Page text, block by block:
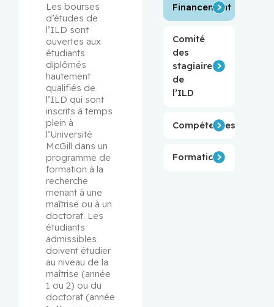
Les bourses
d’études de
l’ILD sont
ouvertes aux
étudiants
diplômés
hautement
qualifiés de
l’ILD qui sont
inscrits à temps
plein à
l’Université
McGill dans un
programme de
formation à la
recherche
menant à une
maîtrise ou à un
doctorat. Les
étudiants
admissibles
doivent étudier
au niveau de la
maîtrise (année
1 ou 2) ou du
doctorat (année
Financement
Comité
des
stagiaires
de
l’ILD
Compétences
Formation